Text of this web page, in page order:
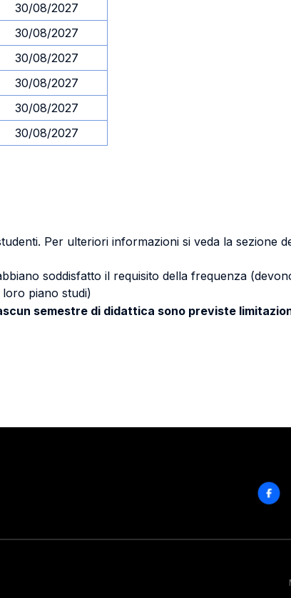
30/08/2027
30/08/2027
30/08/2027
30/08/2027
30/08/2027
30/08/2027
Per ulteriori informazioni si veda la sezione
soddisfatto il requisito della frequenza
piano studi)
semestre di didattica sono previste